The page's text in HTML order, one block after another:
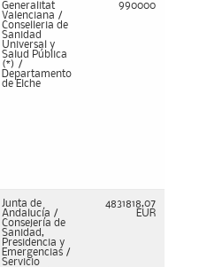
Generalitat
Valenciana /
Conselleria de
Sanidad
Universal y
Salud Pública
(*) /
Departamento
de Elche
990000
Junta de
Andalucía /
Consejería de
Sanidad,
Presidencia y
Emergencias /
Servicio
4831818,07
EUR